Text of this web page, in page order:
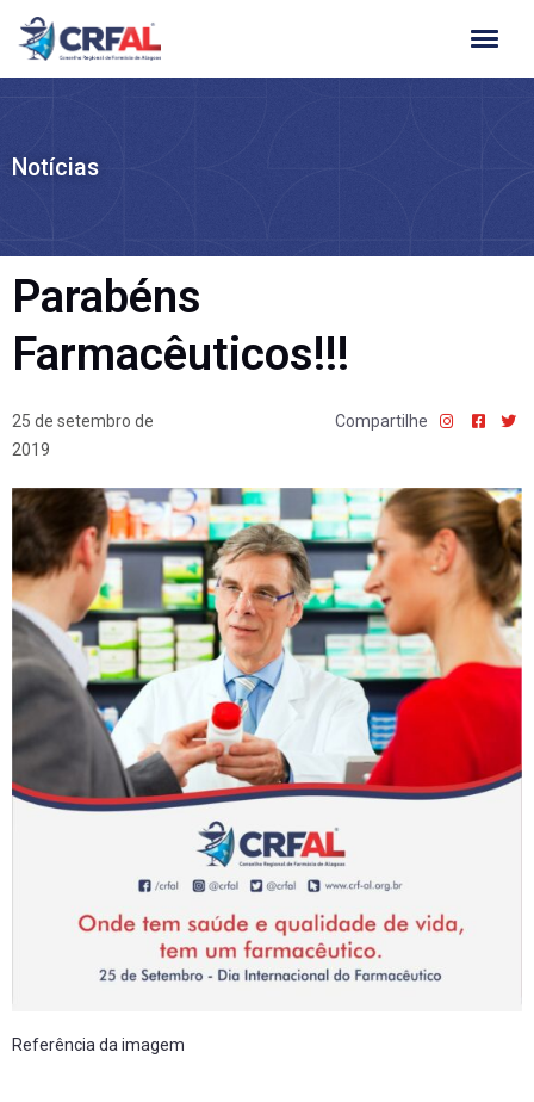
Ir
para
Notícias
Parabéns
Farmacêuticos!!!
25 de setembro de
2019
Compartilhe
Referência da imagem